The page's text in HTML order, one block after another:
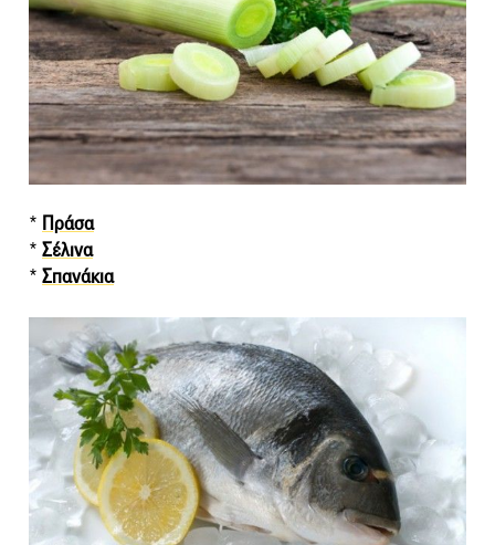
* Πράσα
* Σέλινα
* Σπανάκια